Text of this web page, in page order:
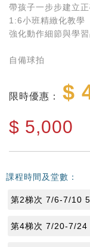
帶孩子一步步建立正
1:6小班精緻化教學
強化動作細節與學
自備球拍
限時優惠： $
$ 5,000
課程時間及堂數：
第2梯次 7/6-7/10
第4梯次 7/20-7/24